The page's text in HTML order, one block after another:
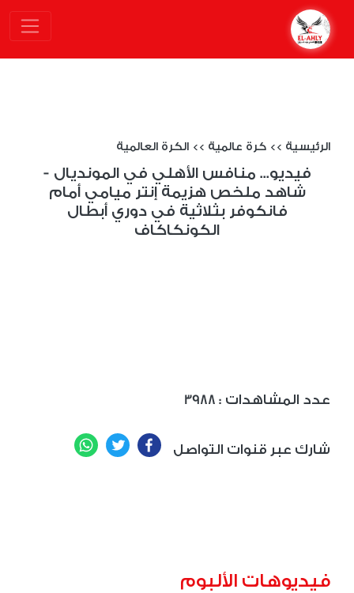
الرئيسية >> كرة عالمية >> الكرة العالمية
فيديو... منافس الأهلي في المونديال -
شاهد ملخص هزيمة إنتر ميامي أمام
فانكوفر بثلاثية في دوري أبطال
الكونكاكاف
3988 : عدد المشاهدات
شارك عبر قنوات التواصل Facebook
Twitter
فيديوهات الألبوم